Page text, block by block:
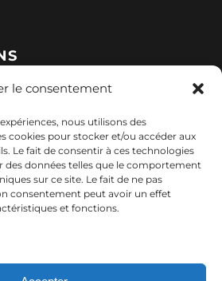
le consentement
nous utilisons des
cookies pour stocker et/ou accéder aux
Le fait de consentir à ces technologies
des données telles que le comportement
sur ce site. Le fait de ne pas
consentement peut avoir un effet
et fonctions.
des données (RGPD)
Peuton – 53200 Château-